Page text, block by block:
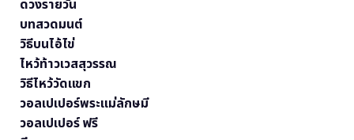
ดวงรายวัน
บทสวดมนต์
วิธีบนไอ้ไข่
ไหว้ท้าวเวสสุวรรณ
วิธีไหว้วัดแขก
วอลเปเปอร์พระแม่ลักษมี
วอลเปเปอร์ ฟรี